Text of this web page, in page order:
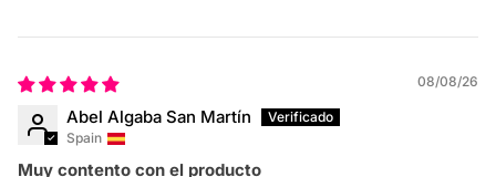
08/08/26
Abel Algaba San Martín
Spain
Muy contento con el producto